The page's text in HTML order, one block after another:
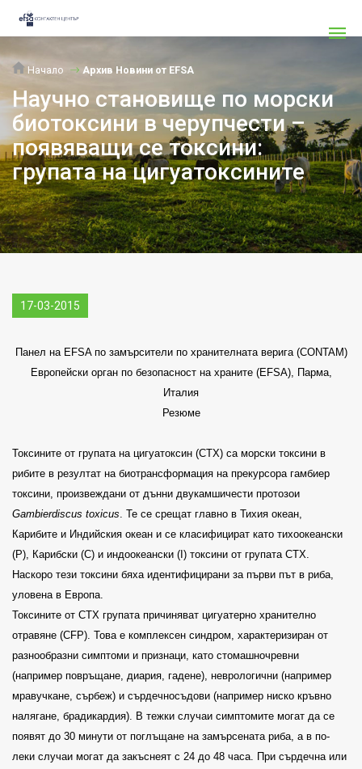
Начало Архив Новини от EFSA
Научно становище по морски
биотоксини в черупчести –
появяващи се токсини:
групата на цигуатоксините
17-03-2015
Панел на EFSA по замърсители по хранителната верига (CONTAM)
Европейски орган по безопасност на храните (EFSA), Парма,
Италия
Резюме
Токсините от групата на цигуатоксин (CTX) са морски токсини в
рибите в резултат на биотрансформация на прекурсора гамбиер
токсини, произвеждани от дънни двукамшичести протозои
Gambierdiscus toxicus . Те се срещат главно в Тихия океан,
Карибите и Индийския океан и се класифицират като тихоокеански
(Р), Карибски (С) и индоокеански (I) токсини от групата СТХ.
Наскоро тези токсини бяха идентифицирани за първи път в риба,
уловена в Европа.
Токсините от CTX групата причиняват цигуатерно хранително
отравяне (CFP). Това е комплексен синдром, характеризиран от
разнообразни симптоми и признаци, като стомашночревни
(например повръщане, диария, гадене), неврологични (например
мравучкане, сърбеж) и сърдечносъдови (например ниско кръвно
налягане, брадикардия). В тежки случаи симптомите могат да се
появят до 30 минути от поглъщане на замърсената риба, а в по-
леки случаи могат да закъснеят с 24 до 48 часа. При сърдечна или